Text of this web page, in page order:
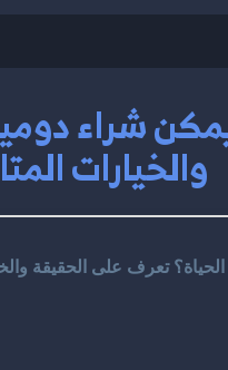
شراء
والخيارات
تعرف على الحقيقة